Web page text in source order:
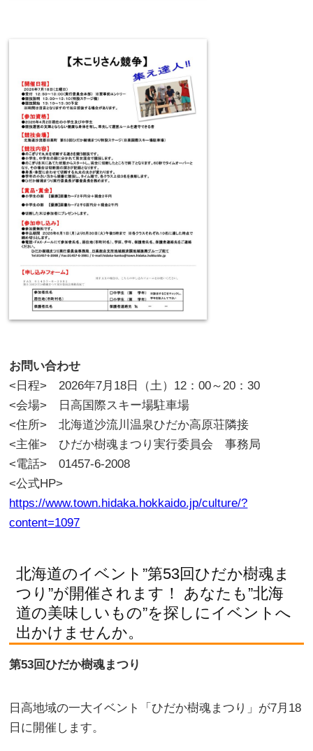
お問い合わせ
<日程> 2026年7月18日（土）12：00～20：30
<会場> 日高国際スキー場駐車場
<住所> 北海道沙流川温泉ひだか高原荘隣接
<主催> ひだか樹魂まつり実行委員会 事務局
<電話> 01457-6-2008
<公式HP>
https://www.town.hidaka.hokkaido.jp/culture/?
content=1097
北海道のイベント”第53回ひだか樹魂ま
つり”が開催されます！ あなたも”北海
道の美味しいもの”を探しにイベントへ
出かけませんか。
第53回ひだか樹魂まつり
日高地域の一大イベント「ひだか樹魂まつり」が7月18
日に開催します。